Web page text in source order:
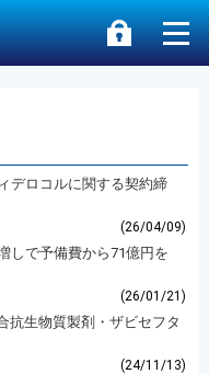
デロコルに関する契約締
(26/04/09)
で予備費から71億円を
(26/01/21)
生物質製剤・ザビセフタ
(24/11/13)